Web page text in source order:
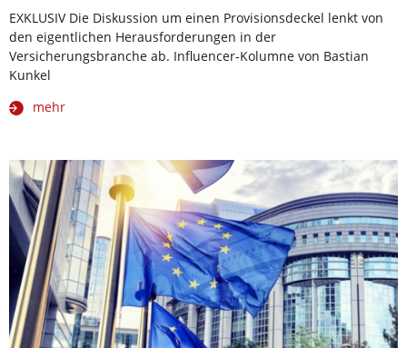
EXKLUSIV Die Diskussion um einen Provisionsdeckel lenkt von
den eigentlichen Herausforderungen in der
Versicherungsbranche ab. Influencer-Kolumne von Bastian
Kunkel
mehr